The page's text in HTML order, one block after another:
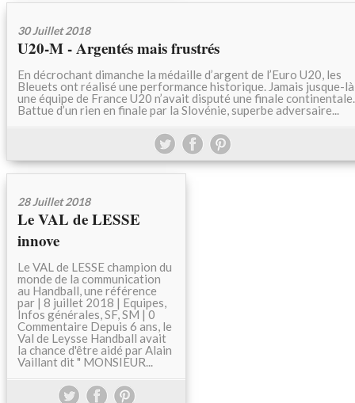
30 Juillet 2018
U20-M - Argentés mais frustrés
En décrochant dimanche la médaille d’argent de l’Euro U20, les
Bleuets ont réalisé une performance historique. Jamais jusque-là
une équipe de France U20 n’avait disputé une finale continentale.
Battue d’un rien en finale par la Slovénie, superbe adversaire...
28 Juillet 2018
Le VAL de LESSE
innove
Le VAL de LESSE champion du
monde de la communication
au Handball, une référence
par | 8 juillet 2018 | Equipes,
Infos générales, SF, SM | 0
Commentaire Depuis 6 ans, le
Val de Leysse Handball avait
la chance d'être aidé par Alain
Vaillant dit " MONSIEUR...